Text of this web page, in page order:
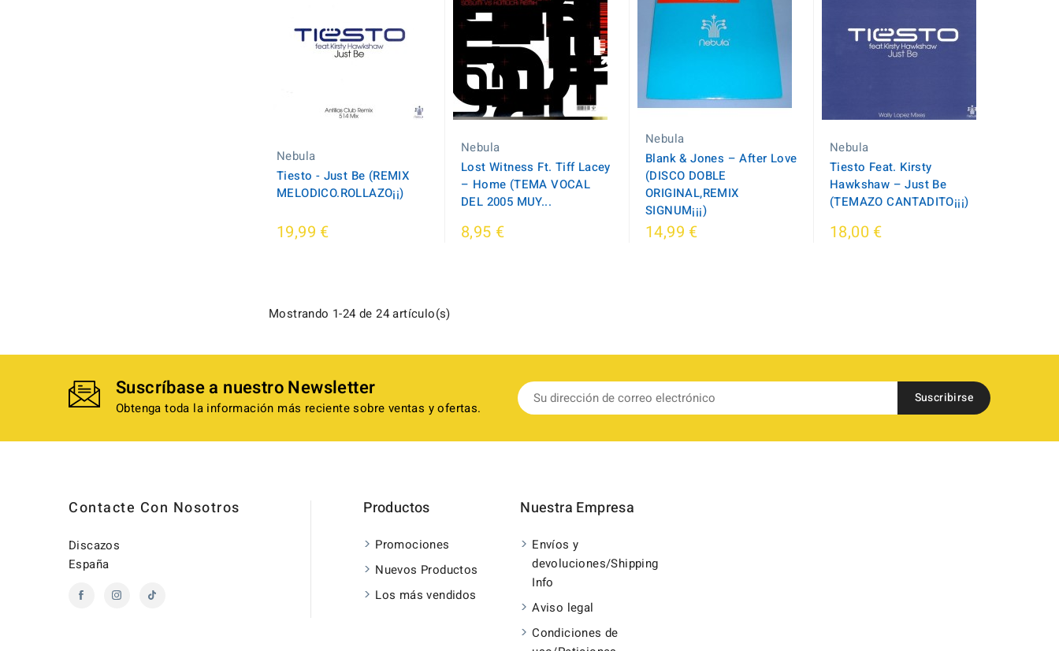
Nebula
Tiesto - Just Be (REMIX
MELODICO.ROLLAZO¡¡)
19,99 €
Nebula
Lost Witness Ft. Tiff Lacey
– Home (TEMA VOCAL
DEL 2005 MUY...
8,95 €
Nebula
Blank & Jones – After Love
(DISCO DOBLE
ORIGINAL,REMIX
SIGNUM¡¡¡)
14,99 €
Nebula
Tiesto Feat. Kirsty
Hawkshaw – Just Be
(TEMAZO CANTADITO¡¡¡)
18,00 €
Mostrando 1-24 de 24 artículo(s)
Suscríbase a nuestro Newsletter
Obtenga toda la información más reciente sobre ventas y ofertas.
Contacte Con Nosotros
Discazos
España
Productos
Promociones
Nuevos Productos
Los más vendidos
Nuestra Empresa
Envíos y
devoluciones/Shipping
Info
Aviso legal
Condiciones de